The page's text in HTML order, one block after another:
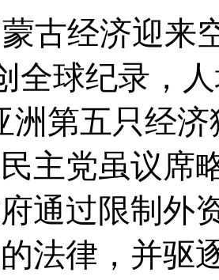
古经济迎来
全球纪录，
洲第五只经
主党虽议席
通过限制外
法律，并驱